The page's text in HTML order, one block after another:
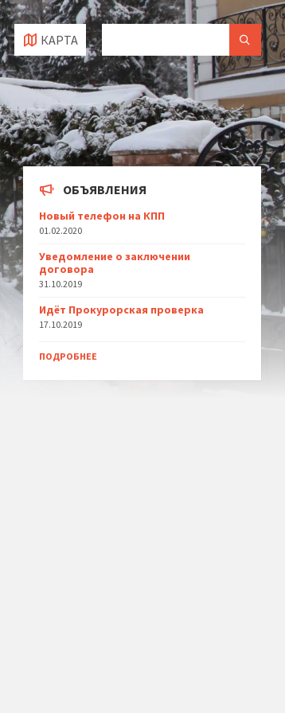
КАРТА
ОБЪЯВЛЕНИЯ
Новый телефон на КПП
01.02.2020
Уведомление о заключении
договора
31.10.2019
Идёт Прокурорская проверка
17.10.2019
ПОДРОБНЕЕ